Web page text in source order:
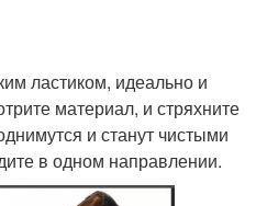
ластиком, идеально и
материал, и стряхните
и станут чистыми
в одном направлении.